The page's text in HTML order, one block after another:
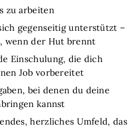
zu arbeiten
gegenseitig unterstützt –
wenn der Hut brennt
Einschulung, die dich
Job vorbereitet
bei denen du deine
kannst
herzliches Umfeld, das